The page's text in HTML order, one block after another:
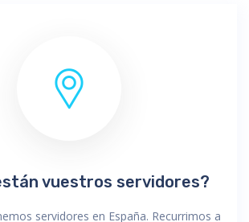
vuestros servidores?
servidores en España. Recurrimos a